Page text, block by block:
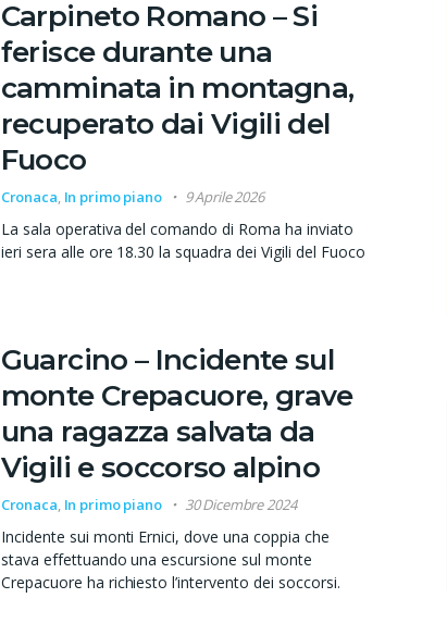
Carpineto Romano – Si
ferisce durante una
camminata in montagna,
recuperato dai Vigili del
Fuoco
Cronaca, In primo piano 9 Aprile 2026
La sala operativa del comando di Roma ha inviato
ieri sera alle ore 18.30 la squadra dei Vigili del Fuoco
Guarcino – Incidente sul
monte Crepacuore, grave
una ragazza salvata da
Vigili e soccorso alpino
Cronaca, In primo piano 30 Dicembre 2024
Incidente sui monti Ernici, dove una coppia che
stava effettuando una escursione sul monte
Crepacuore ha richiesto l’intervento dei soccorsi.